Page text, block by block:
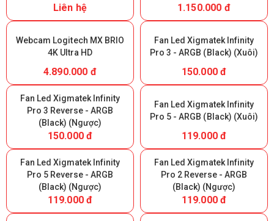
Liên hệ
White) (Giữ lại Box để bảo
hành)
1.150.000 đ
Webcam Logitech MX BRIO
4K Ultra HD
4.890.000 đ
Fan Led Xigmatek Infinity
Pro 3 - ARGB (Black) (Xuôi)
150.000 đ
Fan Led Xigmatek Infinity
Pro 3 Reverse - ARGB
(Black) (Ngược)
150.000 đ
Fan Led Xigmatek Infinity
Pro 5 - ARGB (Black) (Xuôi)
119.000 đ
Fan Led Xigmatek Infinity
Pro 5 Reverse - ARGB
(Black) (Ngược)
119.000 đ
Fan Led Xigmatek Infinity
Pro 2 Reverse - ARGB
(Black) (Ngược)
119.000 đ